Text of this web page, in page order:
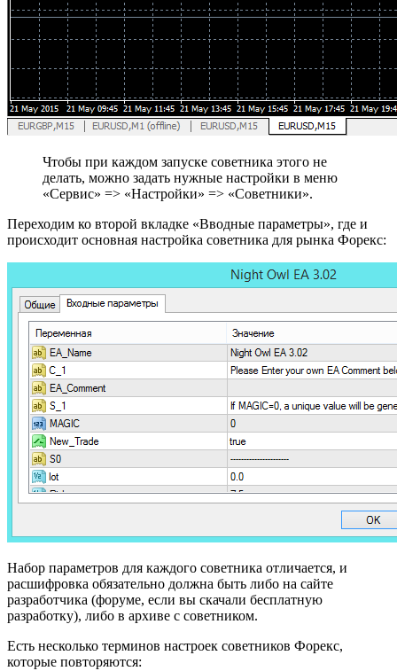
Чтобы при каждом запуске советника этого не
делать, можно задать нужные настройки в меню
«Сервис» => «Настройки» => «Советники».
Переходим ко второй вкладке «Вводные параметры», где и
происходит основная настройка советника для рынка Форекс:
Набор параметров для каждого советника отличается, и
расшифровка обязательно должна быть либо на сайте
разработчика (форуме, если вы скачали бесплатную
разработку), либо в архиве с советником.
Есть несколько терминов настроек советников Форекс,
которые повторяются: